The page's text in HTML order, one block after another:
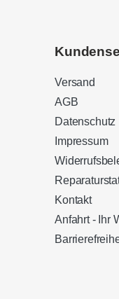
Versand
AGB
Datenschutz
Impressum
Kontakt
Anfahrt - Ihr